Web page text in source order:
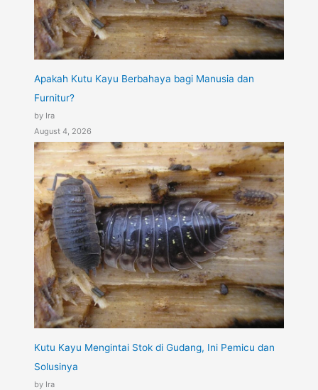
Apakah Kutu Kayu Berbahaya bagi Manusia dan
Furnitur?
by Ira
August 4, 2026
Kutu Kayu Mengintai Stok di Gudang, Ini Pemicu dan
Solusinya
by Ira